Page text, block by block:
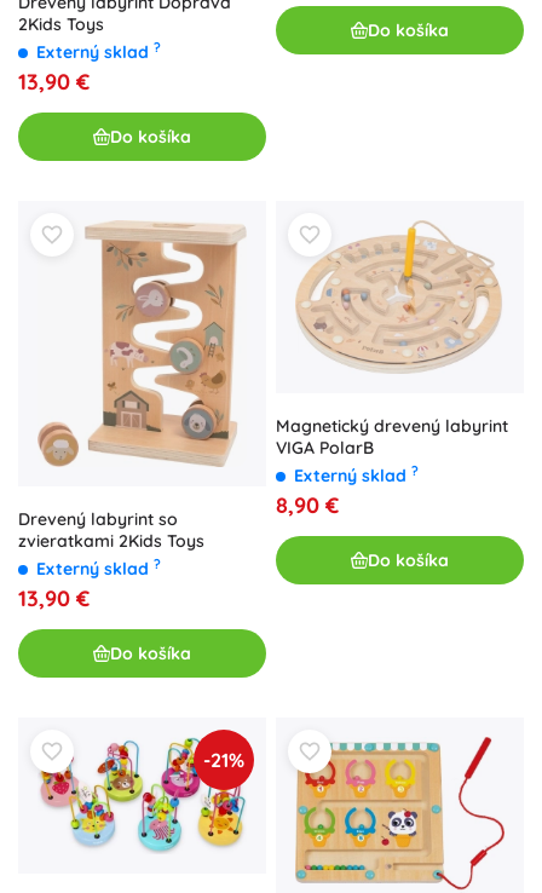
2Kids Toys
Externý sklad ?
13,90 €
Do košíka
Do košíka
Drevený labyrint so
zvieratkami 2Kids Toys
Externý sklad ?
13,90 €
Do košíka
Magnetický drevený labyrint
VIGA PolarB
Externý sklad ?
8,90 €
Do košíka
-21%